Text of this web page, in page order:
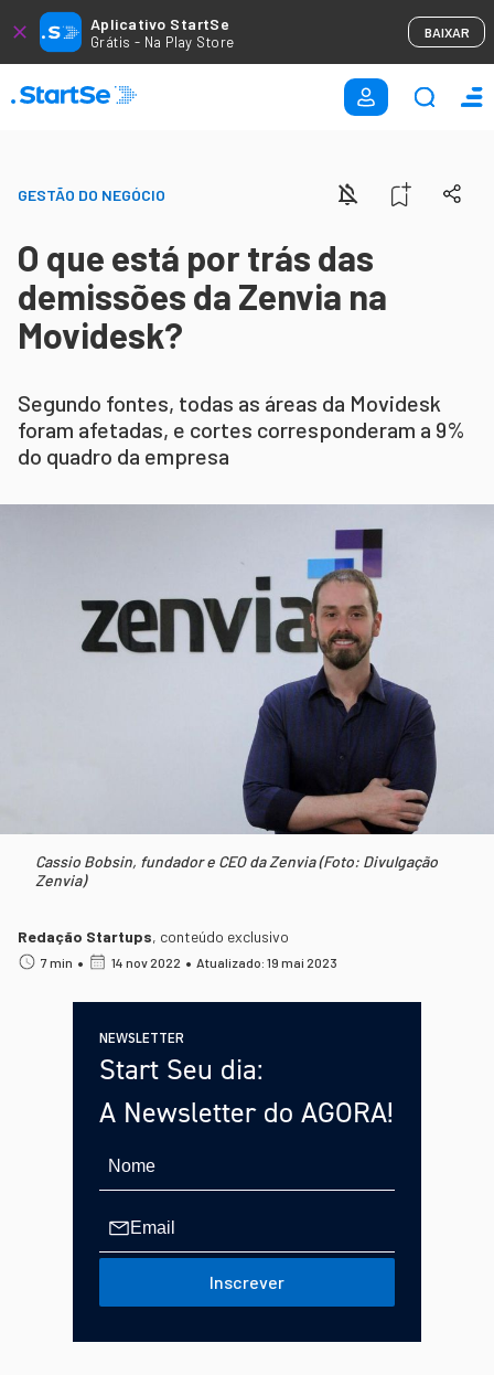
Aplicativo StartSe
Grátis - Na Play Store
BAIXAR
GESTÃO DO NEGÓCIO
O que está por trás das
demissões da Zenvia na
Movidesk?
Segundo fontes, todas as áreas da Movidesk
foram afetadas, e cortes corresponderam a 9%
do quadro da empresa
Cassio Bobsin, fundador e CEO da Zenvia (Foto: Divulgação
Zenvia)
Redação Startups, conteúdo exclusivo
7 min • 14 nov 2022 • Atualizado: 19 mai 2023
NEWSLETTER
Start Seu dia:
A Newsletter do AGORA!
Inscrever